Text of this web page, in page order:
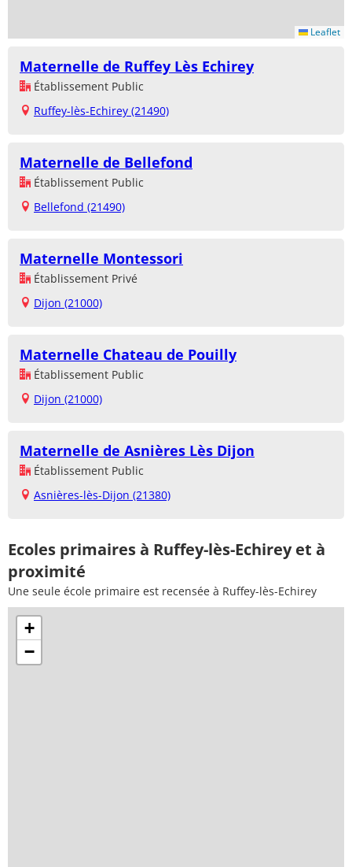
Leaflet
Maternelle de Ruffey Lès Echirey
Établissement Public
Ruffey-lès-Echirey (21490)
Maternelle de Bellefond
Établissement Public
Bellefond (21490)
Maternelle Montessori
Établissement Privé
Dijon (21000)
Maternelle Chateau de Pouilly
Établissement Public
Dijon (21000)
Maternelle de Asnières Lès Dijon
Établissement Public
Asnières-lès-Dijon (21380)
Ecoles primaires à Ruffey-lès-Echirey et à
proximité
Une seule école primaire est recensée à Ruffey-lès-Echirey
+
−